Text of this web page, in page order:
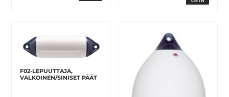
F02-LEPUUTTAJA,
VALKOINEN/SINISET PÄÄT